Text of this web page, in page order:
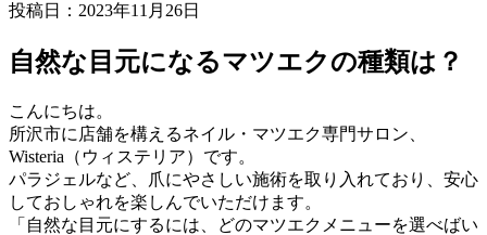
投稿日：2023年11月26日
自然な目元になるマツエクの種類は？
こんにちは。
所沢市に店舗を構えるネイル・マツエク専門サロン、
Wisteria（ウィステリア）です。
パラジェルなど、爪にやさしい施術を取り入れており、安心
しておしゃれを楽しんでいただけます。
「自然な目元にするには、どのマツエクメニューを選べばい